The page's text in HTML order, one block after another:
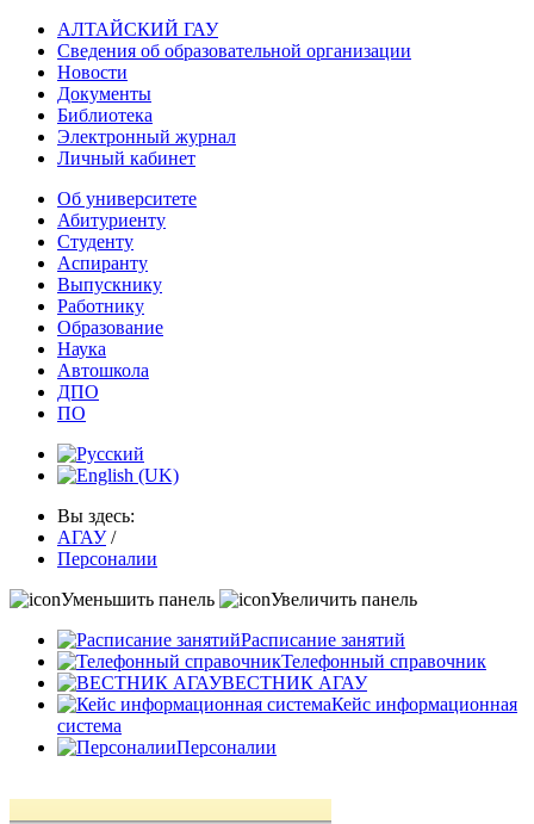
АЛТАЙСКИЙ ГАУ
Сведения об образовательной организации
Новости
Документы
Библиотека
Электронный журнал
Личный кабинет
Об университете
Абитуриенту
Студенту
Аспиранту
Выпускнику
Работнику
Образование
Наука
Автошкола
ДПО
ПО
Вы здесь:
АГАУ /
Персоналии
Уменьшить панель
Увеличить панель
Расписание занятий
Телефонный справочник
ВЕСТНИК АГАУ
Кейс информационная
система
Персоналии